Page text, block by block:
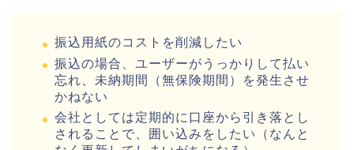
振込用紙のコストを削減したい
振込の場合、ユーザーがうっかりして払い
忘れ、未納期間（無保険期間）を発生させ
かねない
会社としては定期的に口座から引き落とし
されることで、囲い込みをしたい（なんと